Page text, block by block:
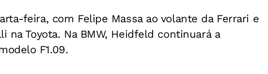
feira, com Felipe Massa ao volante da Ferrari e
na Toyota. Na BMW, Heidfeld continuará a
F1.09.